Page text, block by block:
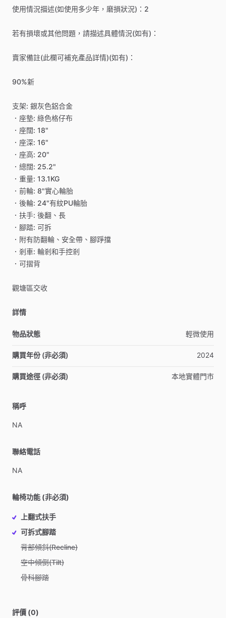
使用情況描述(如使用多少年，磨損狀況)：2
若有損壞或其他問題，請描述具體情況(如有)：
賣家備註(此欄可補充產品詳情)(如有)：
90%新
支架: 銀灰色鋁合金
．座墊: 綠色格仔布
．座闊: 18"
．座深: 16"
．座高: 20"
．總闊: 25.2"
．重量: 13.1KG
．前輪: 8"實心輪胎
．後輪: 24"有紋PU輪胎
．扶手: 後翻、長
．腳踏: 可拆
．附有防翻輪、安全帶、腳踭擋
．剎車: 輪剎和手控剎
．可摺背
觀塘區交收
詳情
物品狀態 輕微使用
購買年份 (非必須) 2024
購買途徑 (非必須) 本地實體門市
稱呼
NA
聯絡電話
NA
輪椅功能 (非必須)
上翻式扶手
可拆式腳踏
背部傾斜(Recline)
空中傾倒(Tilt)
骨科腳踏
評價 (0)